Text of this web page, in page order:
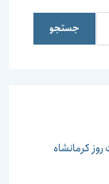
جستجو
کرمانشاه